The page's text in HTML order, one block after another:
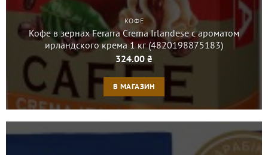
КОФЕ
Кофе в зернах Ferarra Crema Irlandese с ароматом
ирландского крема 1 кг (4820198875183)
324.00 ₴
В МАГАЗИН